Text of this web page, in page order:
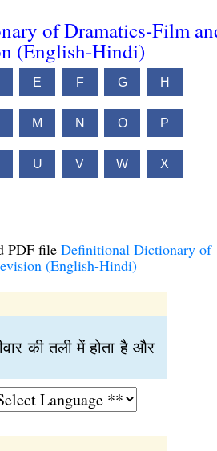
of Dramatics-Film
(English-Hindi)
E F G H
M N O P
U V W X
PDF file Definitional Dictionary of
(English-Hindi)
की तली में होता है और